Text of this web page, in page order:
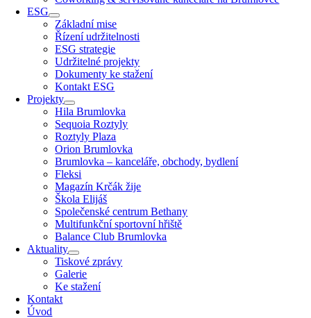
ESG
Základní mise
Řízení udržitelnosti
ESG strategie
Udržitelné projekty
Dokumenty ke stažení
Kontakt ESG
Projekty
Hila Brumlovka
Sequoia Roztyly
Roztyly Plaza
Orion Brumlovka
Brumlovka – kanceláře, obchody, bydlení
Fleksi
Magazín Krčák žije
Škola Elijáš
Společenské centrum Bethany
Multifunkční sportovní hřiště
Balance Club Brumlovka
Aktuality
Tiskové zprávy
Galerie
Ke stažení
Kontakt
Úvod